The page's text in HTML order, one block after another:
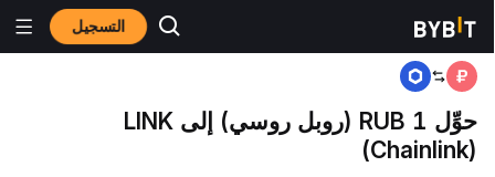
التسجيل المنزٍل RUB to LINK
حوِّل 1 RUB (روبل روسي) إلى LINK
(Chainlink)